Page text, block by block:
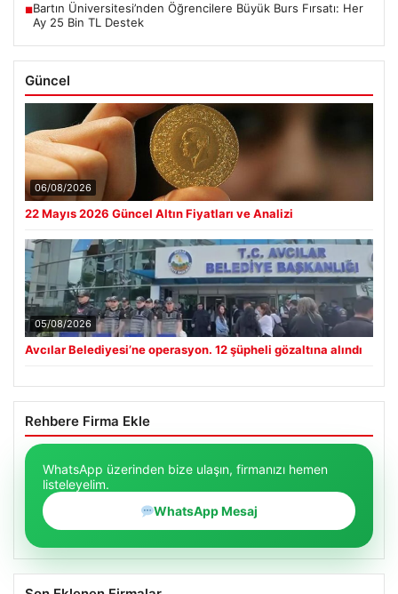
■Bartın Üniversitesi’nden Öğrencilere Büyük Burs Fırsatı: Her
Ay 25 Bin TL Destek
Güncel
06/08/2026
22 Mayıs 2026 Güncel Altın Fiyatları ve Analizi
05/08/2026
Avcılar Belediyesi’ne operasyon. 12 şüpheli gözaltına alındı
Rehbere Firma Ekle
WhatsApp üzerinden bize ulaşın, firmanızı hemen
listeleyelim.
WhatsApp Mesaj